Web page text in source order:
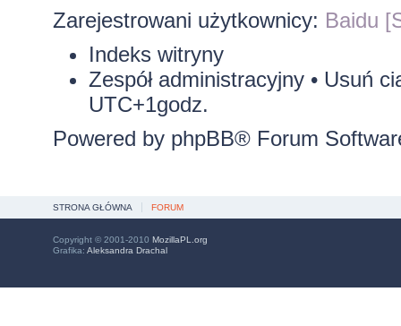
Zarejestrowani użytkownicy: Baidu
Indeks witryny
Zespół administracyjny• Usuń
UTC+1godz.
Powered by phpBB® Forum
STRONA GŁÓWNA FORUM
Copyright © 2001-2010 MozillaPL.org
Grafika: Aleksandra Drachal